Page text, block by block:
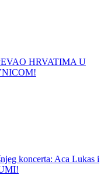
HRVATIMA U
koncerta: Aca Lukas i